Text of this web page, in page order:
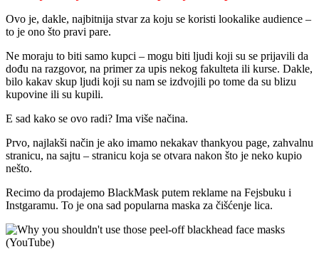
Ovo je, dakle, najbitnija stvar za koju se koristi lookalike audience –
to je ono što pravi pare.
Ne moraju to biti samo kupci – mogu biti ljudi koji su se prijavili da
dođu na razgovor, na primer za upis nekog fakulteta ili kurse. Dakle,
bilo kakav skup ljudi koji su nam se izdvojili po tome da su blizu
kupovine ili su kupili.
E sad kako se ovo radi? Ima više načina.
Prvo, najlakši način je ako imamo nekakav thankyou page, zahvalnu
stranicu, na sajtu – stranicu koja se otvara nakon što je neko kupio
nešto.
Recimo da prodajemo BlackMask putem reklame na Fejsbuku i
Instgaramu. To je ona sad popularna maska za čišćenje lica.